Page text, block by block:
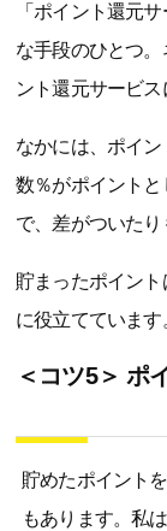
「ポイント還元
な手段のひとつ
ント還元サービス
なかには、ポイ
数％がポイント
で、差がついたり
貯まったポイン
に役立てています
＜コツ5＞ ポ
貯めたポイント
もあります。私